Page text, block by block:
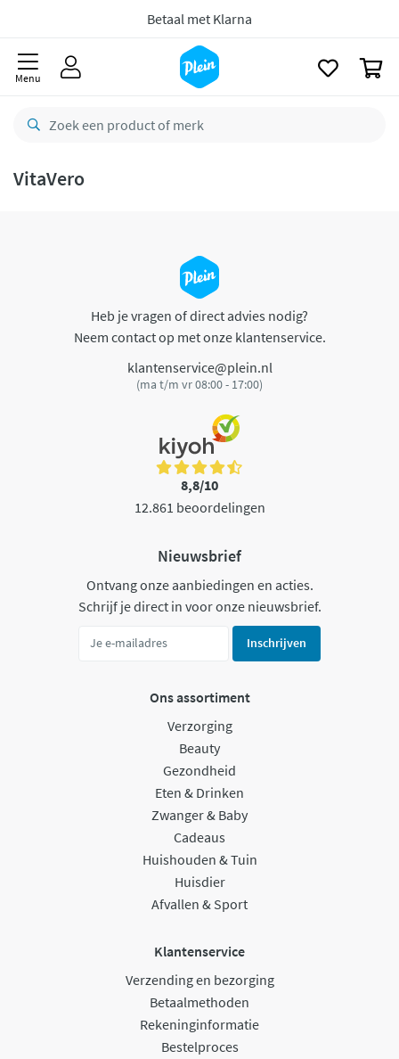
Betaal met Klarna
Menu
VitaVero
Heb je vragen of direct advies nodig?
Neem contact op met onze klantenservice.
klantenservice@plein.nl
(ma t/m vr 08:00 - 17:00)
8,8/10
12.861 beoordelingen
Nieuwsbrief
Ontvang onze aanbiedingen en acties.
Schrijf je direct in voor onze nieuwsbrief.
Inschrijven
Ons assortiment
Verzorging
Beauty
Gezondheid
Eten & Drinken
Zwanger & Baby
Cadeaus
Huishouden & Tuin
Huisdier
Afvallen & Sport
Klantenservice
Verzending en bezorging
Betaalmethoden
Rekeninginformatie
Bestelproces